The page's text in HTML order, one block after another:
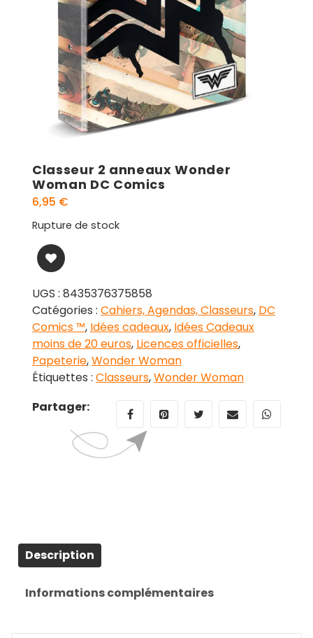
Classeur 2 anneaux Wonder
Woman DC Comics
6,95 €
Rupture de stock
UGS : 8435376375858
Catégories : Cahiers, Agendas, Classeurs, DC
Comics ™, Idées cadeaux, Idées Cadeaux
moins de 20 euros, Licences officielles,
Papeterie,Wonder Woman
Étiquettes : Classeurs,Wonder Woman
Partager:
Description
Informations complémentaires